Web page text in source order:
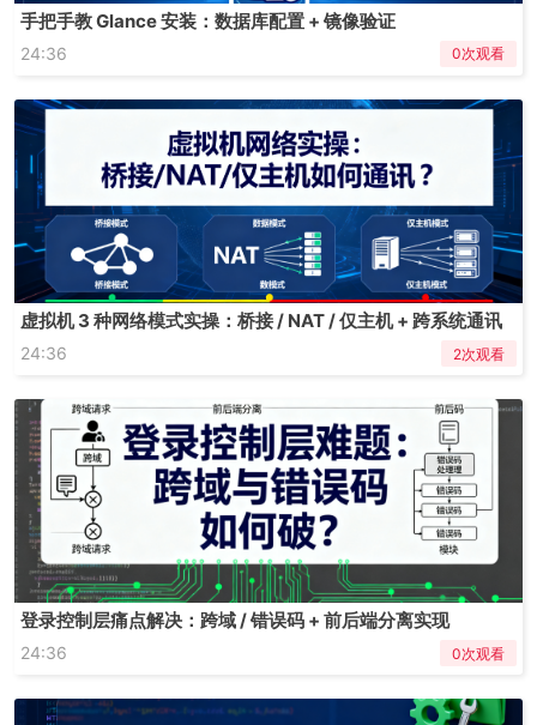
手把手教 Glance 安装：数据库配置 + 镜像验证
24:36 0次观看
虚拟机 3 种网络模式实操：桥接 / NAT / 仅主机 + 跨系统通讯
24:36 2次观看
登录控制层痛点解决：跨域 / 错误码 + 前后端分离实现
24:36 0次观看